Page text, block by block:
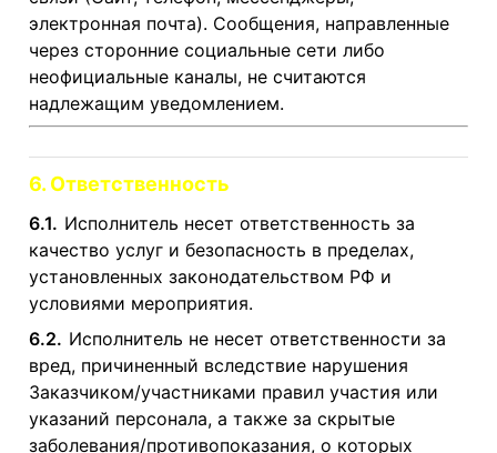
электронная почта). Сообщения, направленные
через сторонние социальные сети либо
неофициальные каналы, не считаются
надлежащим уведомлением.
6. Ответственность
6.1. Исполнитель несет ответственность за
качество услуг и безопасность в пределах,
установленных законодательством РФ и
условиями мероприятия.
6.2. Исполнитель не несет ответственности за
вред, причиненный вследствие нарушения
Заказчиком/участниками правил участия или
указаний персонала, а также за скрытые
заболевания/противопоказания, о которых